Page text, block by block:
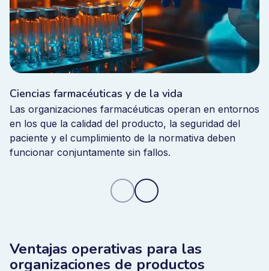
alineados en todos los departamentos.
El cumplimiento
se integra en la ejecución diaria en lugar de ser un
proceso administrativo reactivo.
Ejemplo. Certificación rápida y conformidad en
Tiki Safety
Tiki Safety implementó Bizzmine para apoyar su viaje
hacia la certificación ISO para dispositivos
organización necesitaba un sistema estructurado para
gestionar el control de documentos y los flujos de
empresa centralizó la gestión de documentos, los
procesos CAPA y los flujos de trabajo de calibración
Ciencias farmacéuticas y de la vida
Las organizaciones farmacéuticas operan en entornos
en los que la calidad del producto, la seguridad del
paciente y el cumplimiento de la normativa deben
funcionar conjuntamente sin fallos.
Ventajas operativas para las
organizaciones de productos